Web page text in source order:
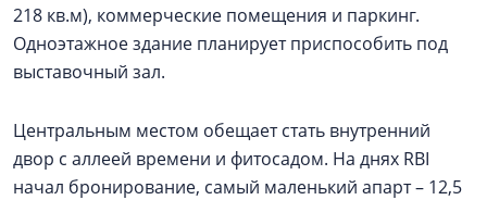
218 кв.м), коммерческие помещения и паркинг.
Одноэтажное здание планирует приспособить под
выставочный зал.
Центральным местом обещает стать внутренний
двор с аллеей времени и фитосадом. На днях RBI
начал бронирование, самый маленький апарт – 12,5